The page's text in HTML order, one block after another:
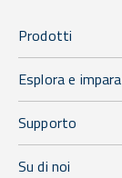
Prodotti
Esplora e impara
Supporto
Su di noi